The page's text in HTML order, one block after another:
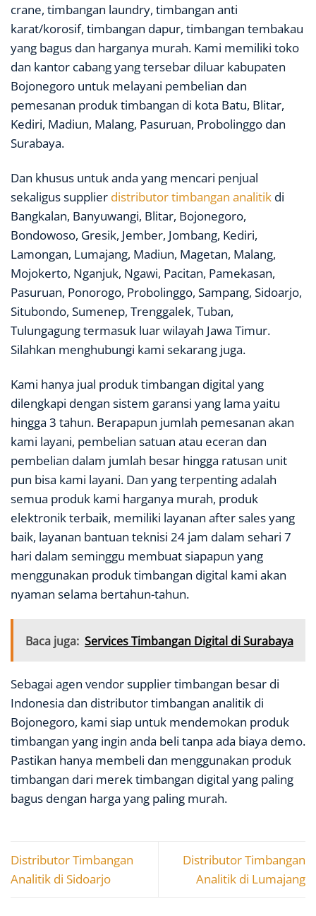
crane, timbangan laundry, timbangan anti
karat/korosif, timbangan dapur, timbangan tembakau
yang bagus dan harganya murah. Kami memiliki toko
dan kantor cabang yang tersebar diluar kabupaten
Bojonegoro untuk melayani pembelian dan
pemesanan produk timbangan di kota Batu, Blitar,
Kediri, Madiun, Malang, Pasuruan, Probolinggo dan
Surabaya.
Dan khusus untuk anda yang mencari penjual
sekaligus supplier distributor timbangan analitik di
Bangkalan, Banyuwangi, Blitar, Bojonegoro,
Bondowoso, Gresik, Jember, Jombang, Kediri,
Lamongan, Lumajang, Madiun, Magetan, Malang,
Mojokerto, Nganjuk, Ngawi, Pacitan, Pamekasan,
Pasuruan, Ponorogo, Probolinggo, Sampang, Sidoarjo,
Situbondo, Sumenep, Trenggalek, Tuban,
Tulungagung termasuk luar wilayah Jawa Timur.
Silahkan menghubungi kami sekarang juga.
Kami hanya jual produk timbangan digital yang
dilengkapi dengan sistem garansi yang lama yaitu
hingga 3 tahun. Berapapun jumlah pemesanan akan
kami layani, pembelian satuan atau eceran dan
pembelian dalam jumlah besar hingga ratusan unit
pun bisa kami layani. Dan yang terpenting adalah
semua produk kami harganya murah, produk
elektronik terbaik, memiliki layanan after sales yang
baik, layanan bantuan teknisi 24 jam dalam sehari 7
hari dalam seminggu membuat siapapun yang
menggunakan produk timbangan digital kami akan
nyaman selama bertahun-tahun.
Baca juga: Services Timbangan Digital di Surabaya
Sebagai agen vendor supplier timbangan besar di
Indonesia dan distributor timbangan analitik di
Bojonegoro, kami siap untuk mendemokan produk
timbangan yang ingin anda beli tanpa ada biaya demo.
Pastikan hanya membeli dan menggunakan produk
timbangan dari merek timbangan digital yang paling
bagus dengan harga yang paling murah.
Distributor Timbangan
Analitik di Sidoarjo
Distributor Timbangan
Analitik di Lumajang